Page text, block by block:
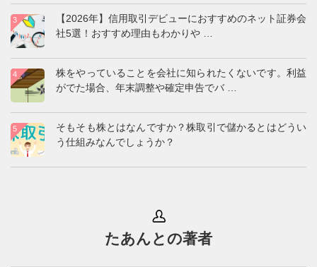
株式ランキング
【2026年】IPO投資でおすすめのネット証券会社7選！
株価チャートの見方を教えてください。また、みなさん
社5選！おすすめ理由もわかりや
株をやっていることを会社に知られたくないです。利益